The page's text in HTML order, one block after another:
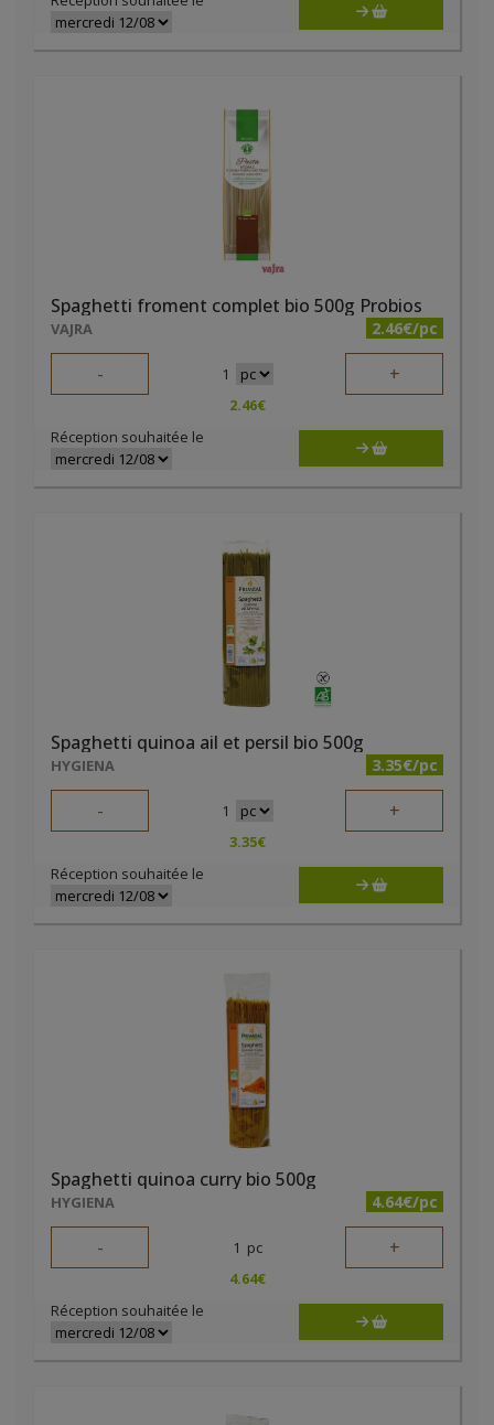
Spaghetti froment complet bio 500g Probios
VAJRA 2.46€/pc
- 1 +
2.46€
Réception souhaitée le
Spaghetti quinoa ail et persil bio 500g
HYGIENA 3.35€/pc
- 1 +
3.35€
Réception souhaitée le
Spaghetti quinoa curry bio 500g
HYGIENA 4.64€/pc
- 1 pc +
4.64€
Réception souhaitée le